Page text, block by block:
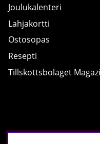
Joulukalenteri
Lahjakortti
Ostosopas
Resepti
Tillskottsbolaget